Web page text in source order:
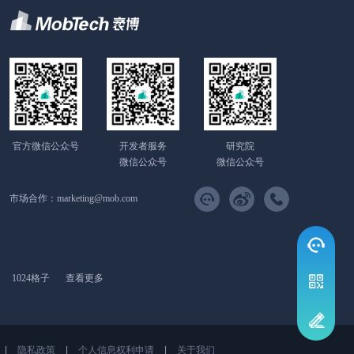
官方微信公众号
开发者服务
微信公众号
研究院
微信公众号
市场合作： marketing@mob.com
1024格子 查看更多
隐私政策 个人信息权利申请 关于我们